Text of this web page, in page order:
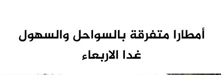
أمطارا متفرقة بالسواحل والسهول
غدا الاربعاء